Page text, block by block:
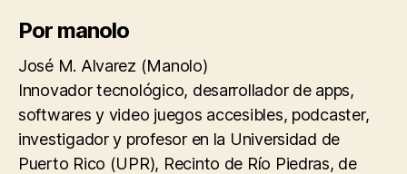
Por manolo
José M. Alvarez (Manolo)
Innovador tecnológico, desarrollador de apps,
softwares y video juegos accesibles, podcaster,
investigador y profesor en la Universidad de
Puerto Rico (UPR), Recinto de Río Piedras, de